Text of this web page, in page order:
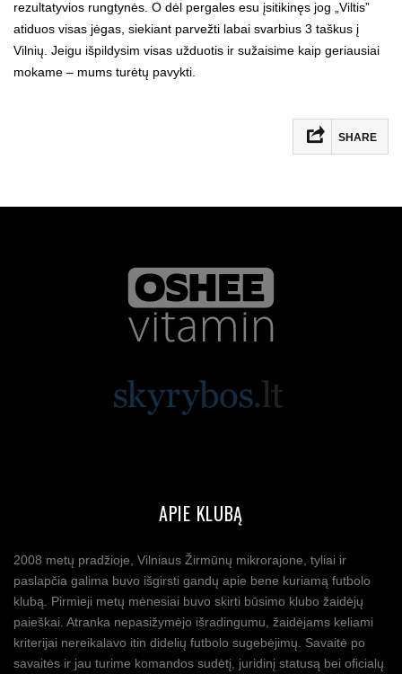
rezultatyvios rungtynės. O dėl pergales esu įsitikinęs jog „Viltis”
atiduos visas jėgas, siekiant parvežti labai svarbius 3 taškus į
Vilnių. Jeigu išpildysim visas užduotis ir sužaisime kaip geriausiai
mokame – mums turėtų pavykti.
SHARE
APIE KLUBĄ
2008 metų pradžioje, Vilniaus Žirmūnų mikrorajone, tyliai ir
paslapčia galima buvo išgirsti gandų apie bene kuriamą futbolo
klubą. Pirmieji metų mėnesiai buvo skirti būsimo klubo žaidėjų
paieškai. Atranka nepasižymėjo išradingumu, žaidėjams keliami
kriterijai nereikalavo itin didelių futbolo sugebėjimų. Savaitė po
savaitės ir jau turime komandos sudėtį, juridinį statusą bei oficialų